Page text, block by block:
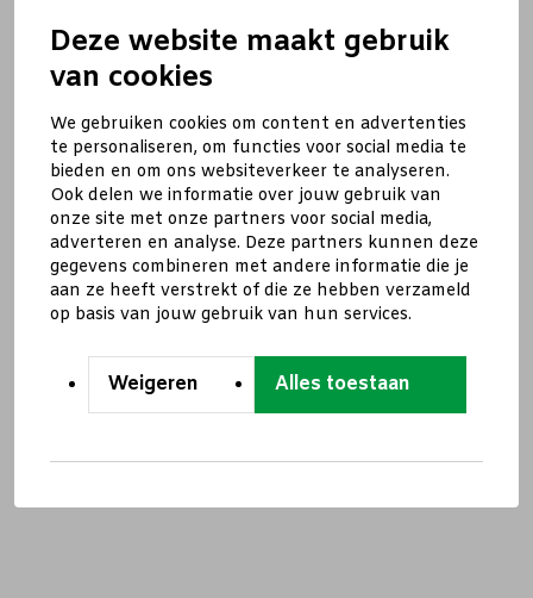
Deze website maakt gebruik
van cookies
We gebruiken cookies om content en advertenties
te personaliseren, om functies voor social media te
bieden en om ons websiteverkeer te analyseren.
Ook delen we informatie over jouw gebruik van
onze site met onze partners voor social media,
adverteren en analyse. Deze partners kunnen deze
gegevens combineren met andere informatie die je
aan ze heeft verstrekt of die ze hebben verzameld
op basis van jouw gebruik van hun services.
Weigeren Alles toestaan